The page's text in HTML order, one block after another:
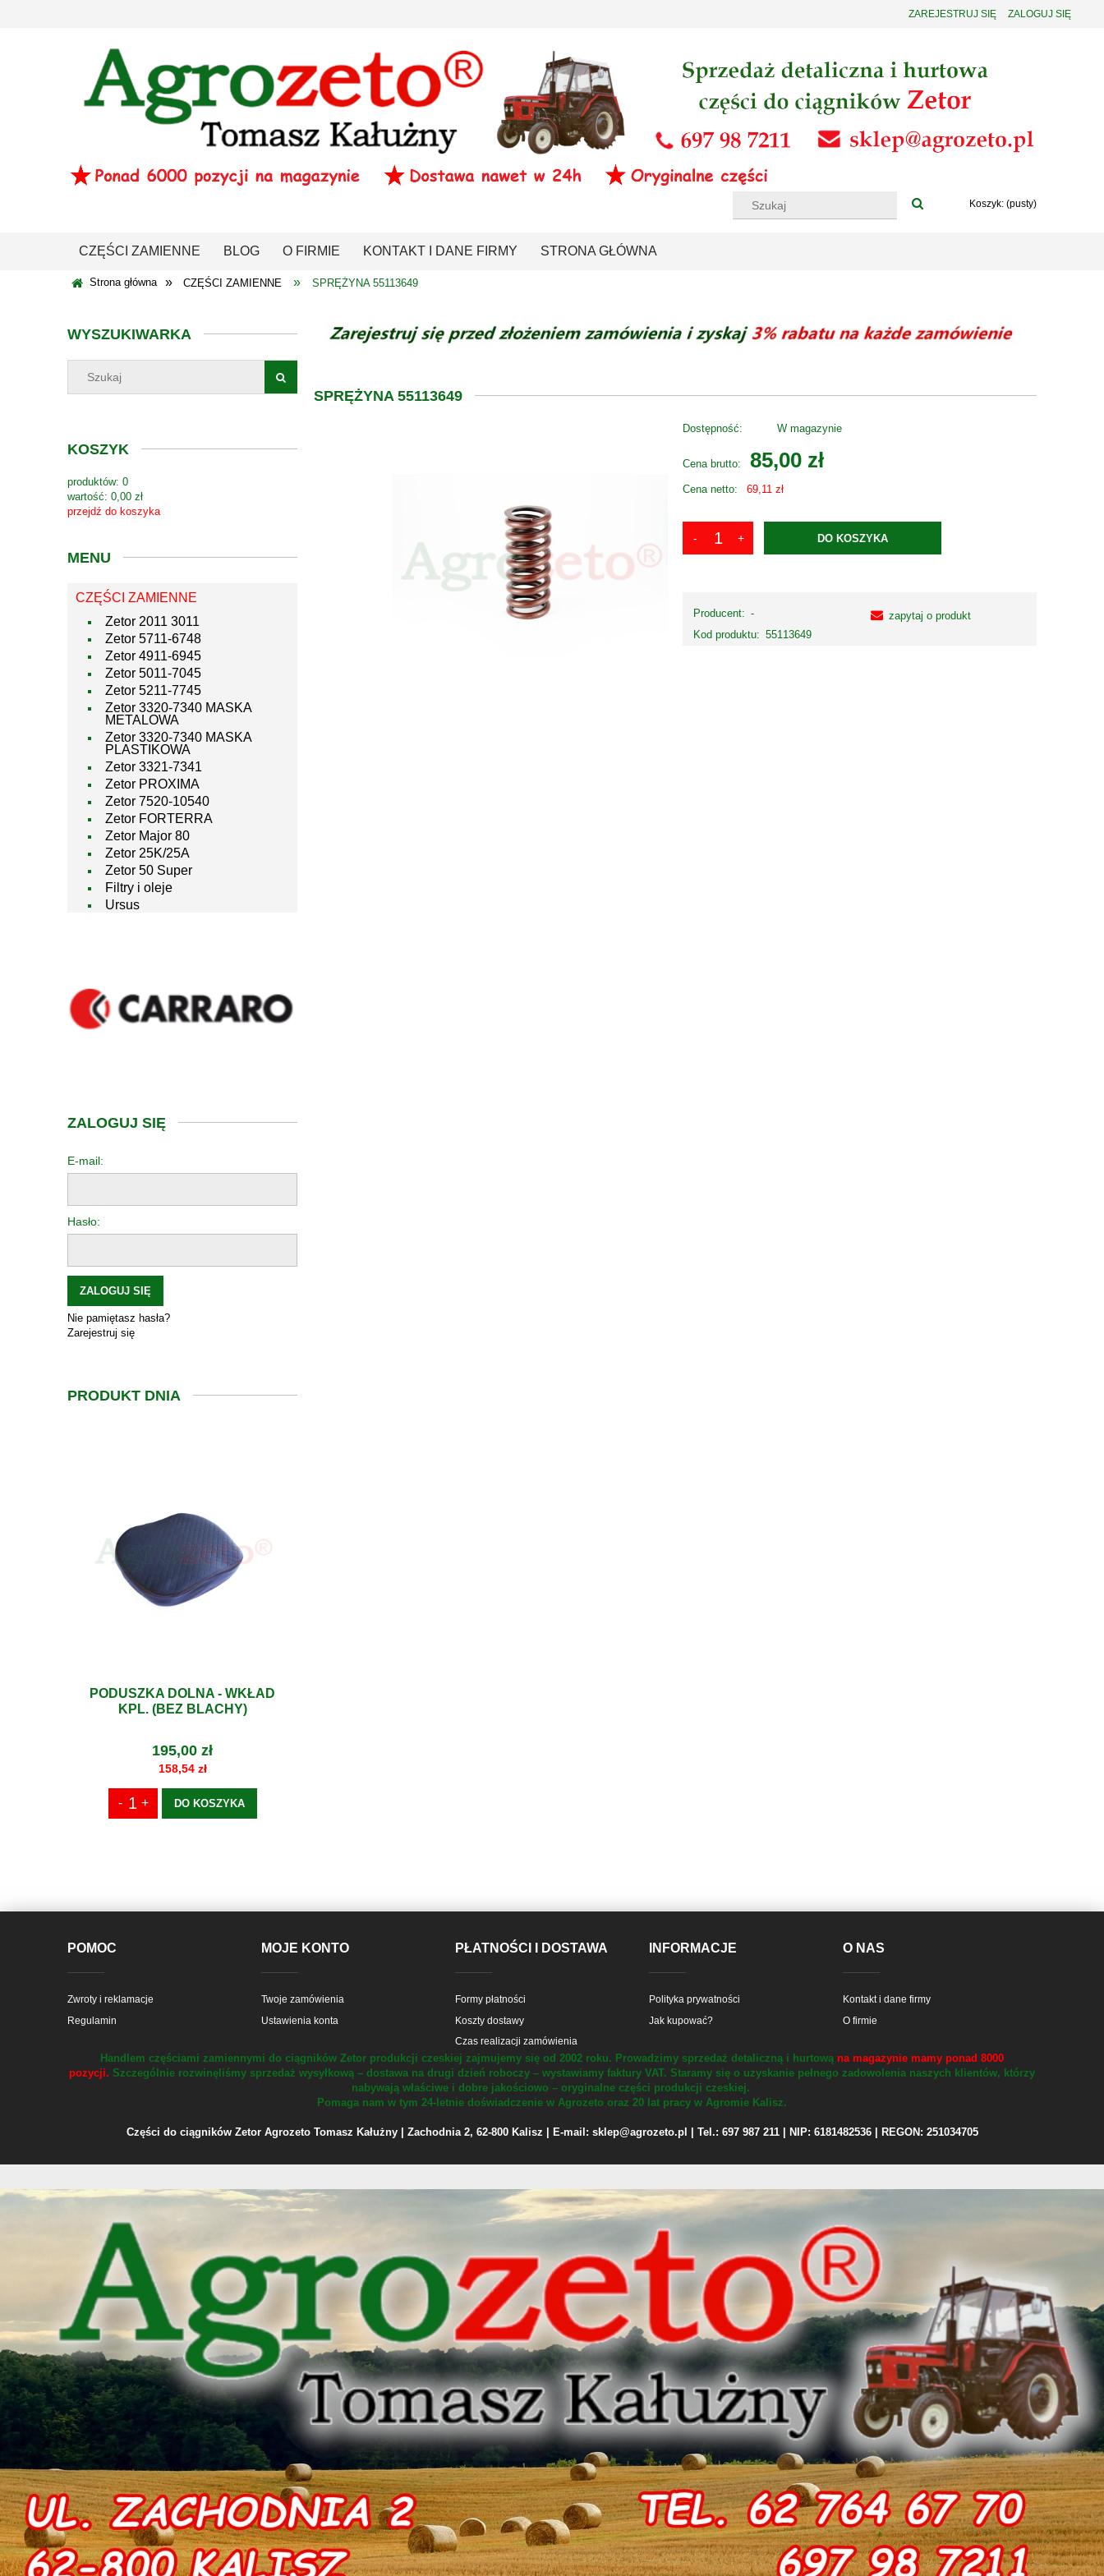
ZAREJESTRUJ SIĘ ZALOGUJ SIĘ
Koszyk: (pusty)
CZĘŚCI ZAMIENNE BLOG O FIRMIE KONTAKT I DANE FIRMY STRONA GŁÓWNA
Strona główna » CZĘŚCI ZAMIENNE » SPRĘŻYNA 55113649
WYSZUKIWARKA
KOSZYK
produktów: 0
wartość: 0,00 zł
przejdź do koszyka
MENU
CZĘŚCI ZAMIENNE
Zetor 2011 3011
Zetor 5711-6748
Zetor 4911-6945
Zetor 5011-7045
Zetor 5211-7745
Zetor 3320-7340 MASKA
METALOWA
Zetor 3320-7340 MASKA
PLASTIKOWA
Zetor 3321-7341
Zetor PROXIMA
Zetor 7520-10540
Zetor FORTERRA
Zetor Major 80
Zetor 25K/25A
Zetor 50 Super
Filtry i oleje
Ursus
ZALOGUJ SIĘ
E-mail:
Hasło:
ZALOGUJ SIĘ
Nie pamiętasz hasła?
Zarejestruj się
PRODUKT DNIA
PODUSZKA DOLNA - WKŁAD
KPL. (BEZ BLACHY)
195,00 zł
158,54 zł
DO KOSZYKA
SPRĘŻYNA 55113649
Dostępność: W magazynie
Cena brutto: 85,00 zł
Cena netto: 69,11 zł
DO KOSZYKA
Producent: -
Kod produktu: 55113649
zapytaj o produkt
POMOC
Zwroty i reklamacje
Regulamin
MOJE KONTO
Twoje zamówienia
Ustawienia konta
PŁATNOŚCI I DOSTAWA
Formy płatności
Koszty dostawy
Czas realizacji zamówienia
INFORMACJE
Polityka prywatności
Jak kupować?
O NAS
Kontakt i dane firmy
O firmie
Handlem częściami zamiennymi do ciągników Zetor produkcji czeskiej zajmujemy się od 2002 roku. Prowadzimy sprzedaż detaliczną i hurtową na magazynie mamy ponad 8000
pozycji. Szczególnie rozwinęliśmy sprzedaż wysyłkową – dostawa na drugi dzień roboczy – wystawiamy faktury VAT. Staramy się o uzyskanie pełnego zadowolenia naszych klientów, którzy
nabywają właściwe i dobre jakościowo – oryginalne części produkcji czeskiej.
Pomaga nam w tym 24-letnie doświadczenie w Agrozeto oraz 20 lat pracy w Agromie Kalisz.
Części do ciągników Zetor Agrozeto Tomasz Kałużny | Zachodnia 2, 62-800 Kalisz | E-mail: sklep@agrozeto.pl | Tel.: 697 987 211 | NIP: 6181482536 | REGON: 251034705